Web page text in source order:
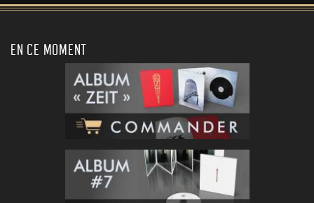
EN CE MOMENT